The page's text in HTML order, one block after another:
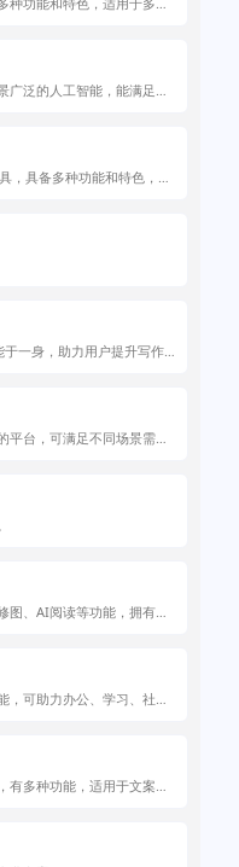
泛的人工智能，能满足用
具备多种功能和特色，适
一身，助力用户提升写作
平台，可满足不同场景需
、AI阅读等功能，拥有丰
可助力办公、学习、社交
多种功能，适用于文案创